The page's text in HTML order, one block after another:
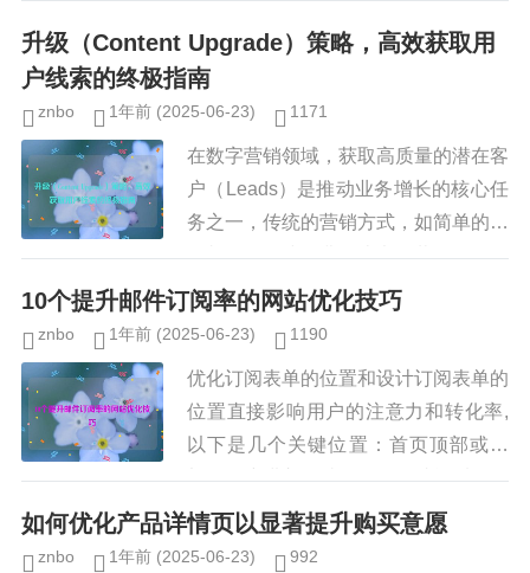
免费模板、折扣券还是在线课程，一个
精心设计的线索磁铁可...
升级（Content Upgrade）策略，高效获取用
户线索的终极指南
znbo 1年前 (2025-06-23) 1171
在数字营销领域，获取高质量的潜在客
户（Leads）是推动业务增长的核心任
务之一，传统的营销方式，如简单的电
子邮件订阅或免费白皮书下载，已经难
以满足日益激烈的竞争需求，内容升级
10个提升邮件订阅率的网站优化技巧
znbo 1年前 (2025-06-23) 1190
优化订阅表单的位置和设计订阅表单的
位置直接影响用户的注意力和转化率,
以下是几个关键位置：首页顶部或底
部：用户进入网站的第一眼就能看到订
阅入口，侧边栏或悬浮栏：滚动页面时
如何优化产品详情页以显著提升购买意愿
znbo 1年前 (2025-06-23) 992